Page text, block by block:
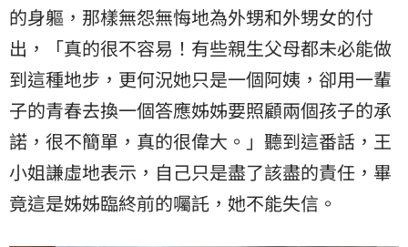
的身軀，那樣無怨無悔地為外甥和外甥女的付
出，「真的很不容易！有些親生父母都未必能做
到這種地步，更何況她只是一個阿姨，卻用一輩
子的青春去換一個答應姊姊要照顧兩個孩子的承
諾，很不簡單，真的很偉大。」聽到這番話，王
小姐謙虛地表示，自己只是盡了該盡的責任，畢
竟這是姊姊臨終前的囑託，她不能失信。